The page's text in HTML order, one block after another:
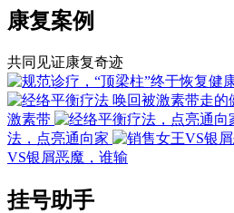
康复案例
共同见证康复奇迹
激素带
法，点亮通向家
VS银屑恶魔，谁输
挂号助手